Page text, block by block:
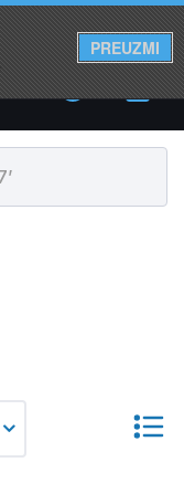
PREUZMI
istog dana!
0